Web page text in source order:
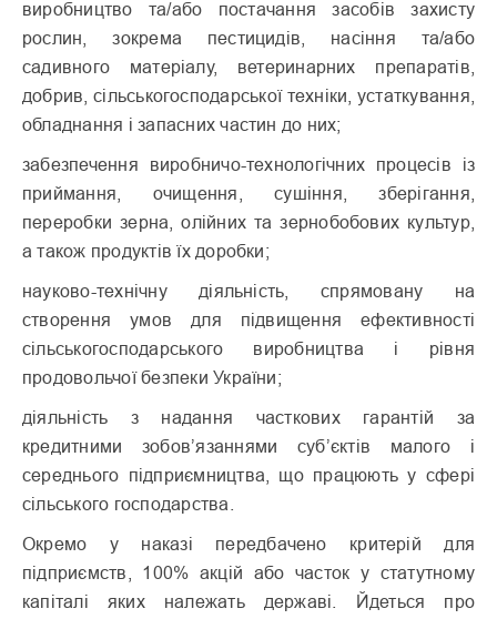
виробництво та/або постачання засобів захисту
рослин, зокрема пестицидів, насіння та/або
садивного матеріалу, ветеринарних препаратів,
добрив, сільськогосподарської техніки, устаткування,
обладнання і запасних частин до них;
забезпечення виробничо-технологічних процесів із
приймання, очищення, сушіння, зберігання,
переробки зерна, олійних та зернобобових культур,
а також продуктів їх доробки;
науково-технічну діяльність, спрямовану на
створення умов для підвищення ефективності
сільськогосподарського виробництва і рівня
продовольчої безпеки України;
діяльність з надання часткових гарантій за
кредитними зобов’язаннями суб’єктів малого і
середнього підприємництва, що працюють у сфері
сільського господарства.
Окремо у наказі передбачено критерій для
підприємств, 100% акцій або часток у статутному
капіталі яких належать державі. Йдеться про